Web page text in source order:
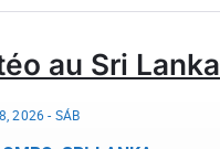
au Sri Lanka
2026 - SÁB